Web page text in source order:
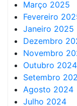
Março 2025
Fevereiro
Janeiro 2025
Dezembro
Novembro
Outubro 2024
Setembro
Agosto 2024
Julho 2024